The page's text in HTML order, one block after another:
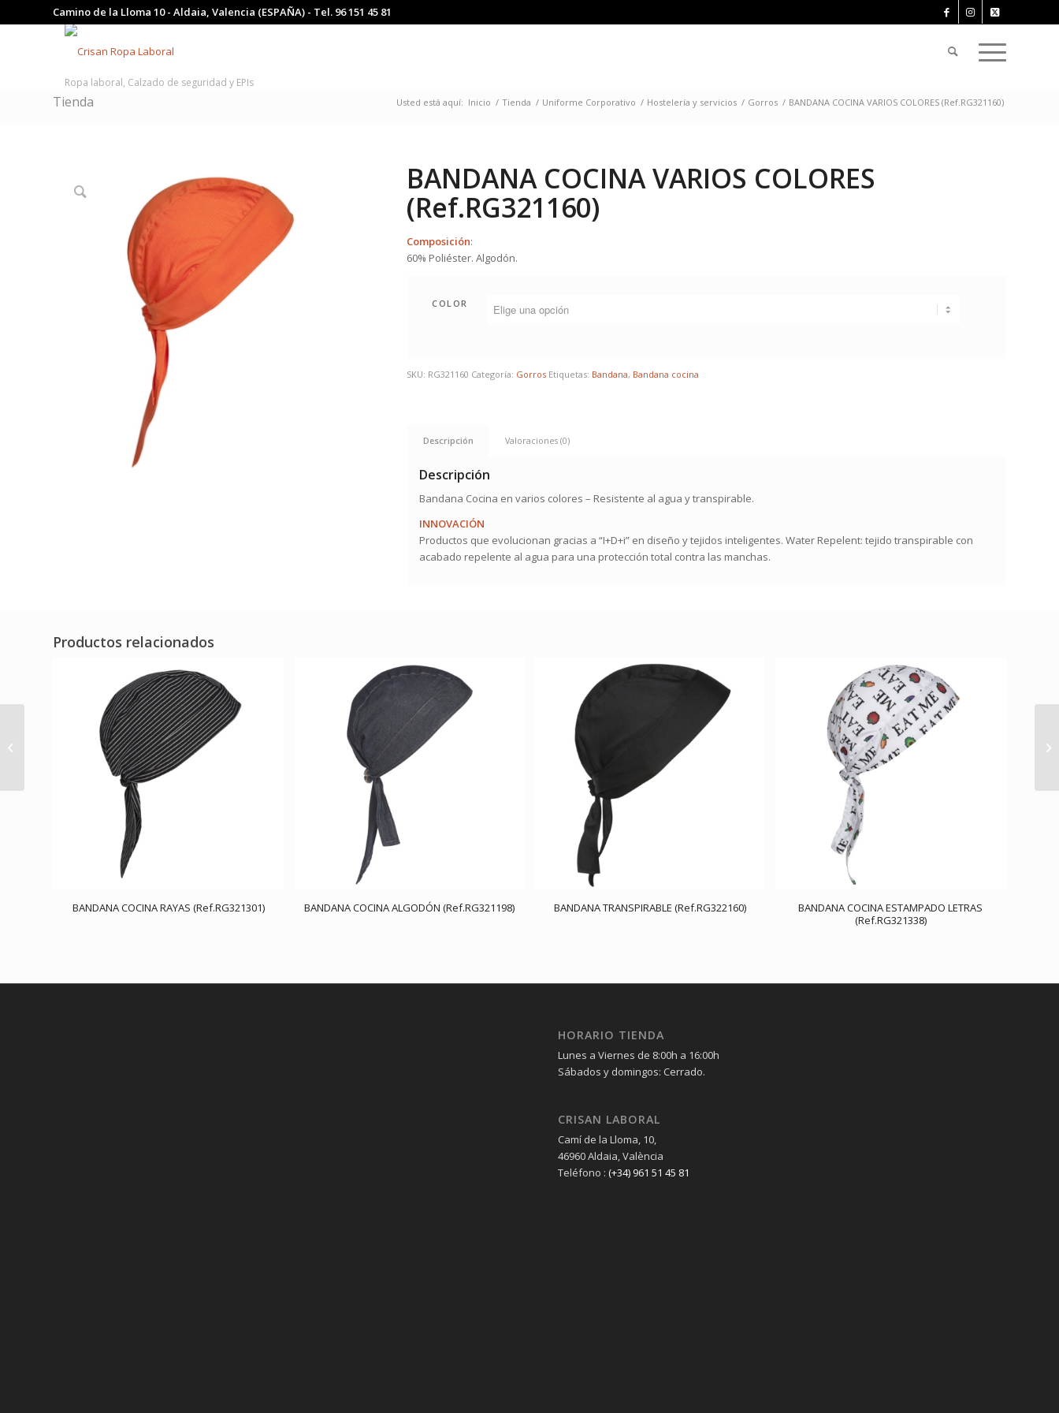
Camino de la Lloma 10 - Aldaia, Valencia (ESPAÑA) - Tel. 96 151 45 81
Ropa laboral, Calzado de seguridad y EPIs
Tienda Usted está aquí: Inicio / Tienda / Uniforme Corporativo / Hostelería y servicios / Gorros / BANDANA COCINA VARIOS COLORES (Ref.RG321160)
BANDANA COCINA VARIOS COLORES
(Ref.RG321160)
Composición:
60% Poliéster. Algodón.
COLOR
SKU: RG321160 Categoría: Gorros Etiquetas: Bandana, Bandana cocina
Descripción Valoraciones (0)
Descripción
Bandana Cocina en varios colores – Resistente al agua y transpirable.
INNOVACIÓN
Productos que evolucionan gracias a “I+D+i” en diseño y tejidos inteligentes. Water Repelent: tejido transpirable con
acabado repelente al agua para una protección total contra las manchas.
Productos relacionados
BANDANA COCINA RAYAS (Ref.RG321301) BANDANA COCINA ALGODÓN (Ref.RG321198) BANDANA TRANSPIRABLE (Ref.RG322160)
BANDANA COCINA ESTAMPADO LETRAS
(Ref.RG321338)
HORARIO TIENDA
Lunes a Viernes de 8:00h a 16:00h
Sábados y domingos: Cerrado.
CRISAN LABORAL
Camí de la Lloma, 10,
46960 Aldaia, València
Teléfono :(+34) 961 51 45 81
PANTALÓN COCINA